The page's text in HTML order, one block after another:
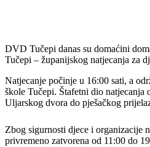
DVD Tučepi danas su domaćini
Tučepi – županijskog natjecanja za
Natjecanje počinje u 16:00 sati, a
škole Tučepi. Štafetni dio natjecanja
Uljarskog dvora do pješačkog
Zbog sigurnosti djece i organizacije
privremeno zatvorena od 11:00 do